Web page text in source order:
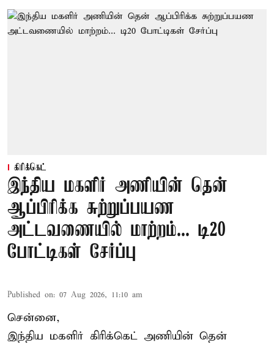
கிரிக்கெட்
இந்திய மகளிர் அணியின் தென்
ஆப்பிரிக்க சுற்றுப்பயண
அட்டவணையில் மாற்றம்... டி20
போட்டிகள் சேர்ப்பு
Published on: 07 Aug 2026, 11:10 am
சென்னை,
இந்திய மகளிர் கிரிக்கெட் அணியின் தென்